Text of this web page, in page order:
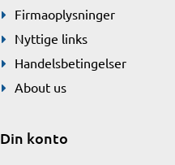
Firmaoplysninger
Nyttige links
Handelsbetingelser
About us
Din konto